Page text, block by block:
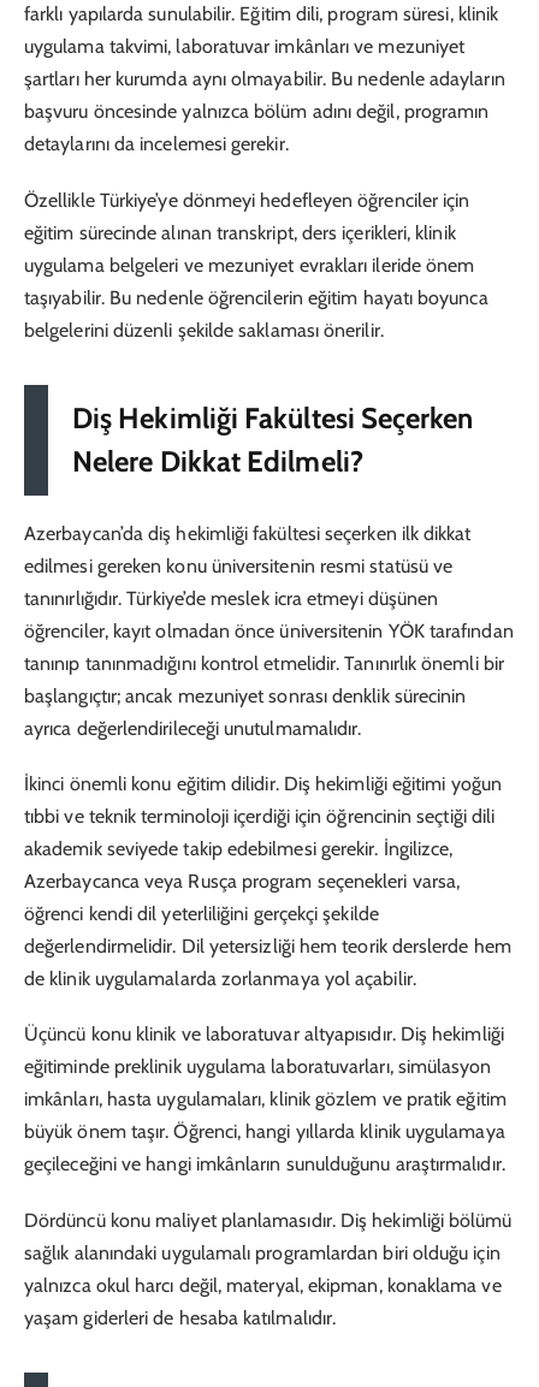
farklı yapılarda sunulabilir. Eğitim dili, program süresi, klinik
uygulama takvimi, laboratuvar imkânları ve mezuniyet
şartları her kurumda aynı olmayabilir. Bu nedenle adayların
başvuru öncesinde yalnızca bölüm adını değil, programın
detaylarını da incelemesi gerekir.
Özellikle Türkiye’ye dönmeyi hedefleyen öğrenciler için
eğitim sürecinde alınan transkript, ders içerikleri, klinik
uygulama belgeleri ve mezuniyet evrakları ileride önem
taşıyabilir. Bu nedenle öğrencilerin eğitim hayatı boyunca
belgelerini düzenli şekilde saklaması önerilir.
Diş Hekimliği Fakültesi Seçerken
Nelere Dikkat Edilmeli?
Azerbaycan’da diş hekimliği fakültesi seçerken ilk dikkat
edilmesi gereken konu üniversitenin resmi statüsü ve
tanınırlığıdır. Türkiye’de meslek icra etmeyi düşünen
öğrenciler, kayıt olmadan önce üniversitenin YÖK tarafından
tanınıp tanınmadığını kontrol etmelidir. Tanınırlık önemli bir
başlangıçtır; ancak mezuniyet sonrası denklik sürecinin
ayrıca değerlendirileceği unutulmamalıdır.
İkinci önemli konu eğitim dilidir. Diş hekimliği eğitimi yoğun
tıbbi ve teknik terminoloji içerdiği için öğrencinin seçtiği dili
akademik seviyede takip edebilmesi gerekir. İngilizce,
Azerbaycanca veya Rusça program seçenekleri varsa,
öğrenci kendi dil yeterliliğini gerçekçi şekilde
değerlendirmelidir. Dil yetersizliği hem teorik derslerde hem
de klinik uygulamalarda zorlanmaya yol açabilir.
Üçüncü konu klinik ve laboratuvar altyapısıdır. Diş hekimliği
eğitiminde preklinik uygulama laboratuvarları, simülasyon
imkânları, hasta uygulamaları, klinik gözlem ve pratik eğitim
büyük önem taşır. Öğrenci, hangi yıllarda klinik uygulamaya
geçileceğini ve hangi imkânların sunulduğunu araştırmalıdır.
Dördüncü konu maliyet planlamasıdır. Diş hekimliği bölümü
sağlık alanındaki uygulamalı programlardan biri olduğu için
yalnızca okul harcı değil, materyal, ekipman, konaklama ve
yaşam giderleri de hesaba katılmalıdır.